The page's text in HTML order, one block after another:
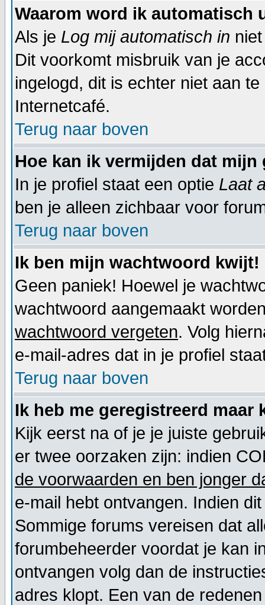
Waarom word ik automatisch
Als je Log mij automatisch in
Dit voorkomt misbruik van je
ingelogd, dit is echter niet aan
Internetcafé.
Terug naar boven
Hoe kan ik vermijden dat
In je profiel staat een optie Laat
ben je alleen zichbaar voor
Terug naar boven
Ik ben mijn wachtwoord kwijt!
Geen paniek! Hoewel je
wachtwoord aangemaakt
wachtwoord vergeten. Volg
e-mail-adres dat in je profiel
Terug naar boven
Ik heb me geregistreerd maar
Kijk eerst na of je je juiste
er twee oorzaken zijn: indien
de voorwaarden en ben jonger
e-mail hebt ontvangen. Indien
Sommige forums vereisen dat
forumbeheerder voordat je kan
ontvangen volg dan de
adres klopt. Een van de